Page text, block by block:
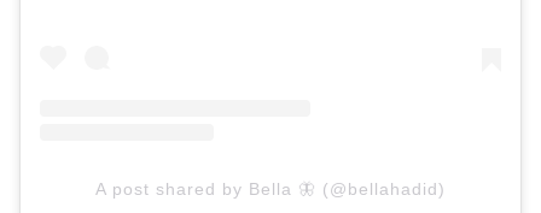
A post shared by Bella 🦋 (@bellahadid)